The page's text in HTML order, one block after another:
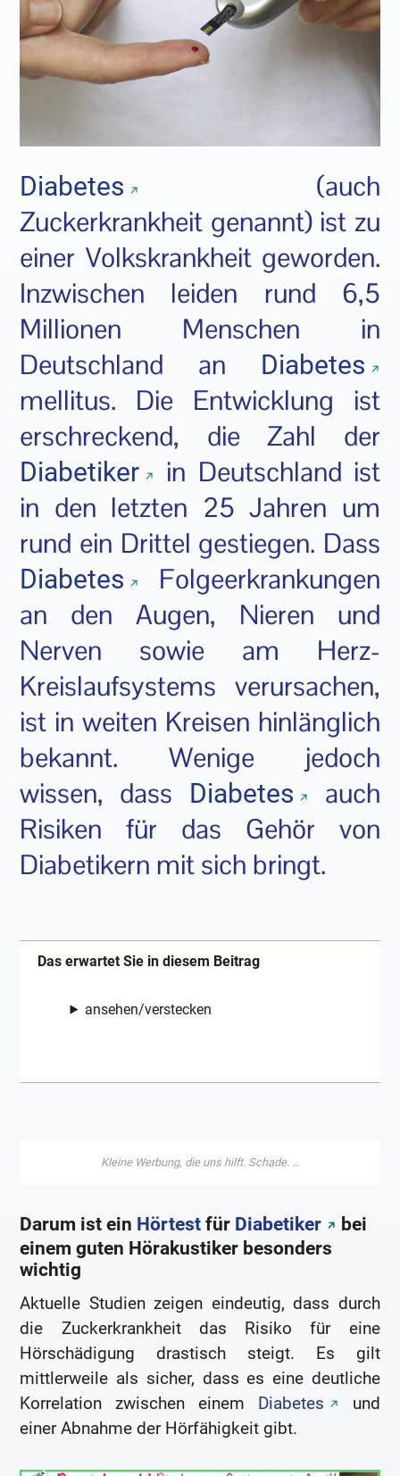
Diabetes
(auch
Zuckerkrankheit genannt) ist zu
einer Volkskrankheit geworden.
Inzwischen leiden rund 6,5
Millionen Menschen in
Deutschland an
Diabetes
mellitus. Die Entwicklung ist
erschreckend, die Zahl der
Diabetiker
in Deutschland ist
in den letzten 25 Jahren um
rund ein Drittel gestiegen. Dass
Diabetes
Folgeerkrankungen
an den Augen, Nieren und
Nerven sowie am Herz-
Kreislaufsystems verursachen,
ist in weiten Kreisen hinlänglich
bekannt. Wenige jedoch
wissen, dass
Diabetes
auch
Risiken für das Gehör von
Diabetikern mit sich bringt.
Das erwartet Sie in diesem Beitrag
ansehen/verstecken
Darum ist ein Hörtest für Diabetiker
bei
einem guten Hörakustiker besonders
wichtig
Aktuelle Studien zeigen eindeutig, dass durch
die Zuckerkrankheit das Risiko für eine
Hörschädigung drastisch steigt. Es gilt
mittlerweile als sicher, dass es eine deutliche
Korrelation zwischen einem Diabetes
und
einer Abnahme der Hörfähigkeit gibt.